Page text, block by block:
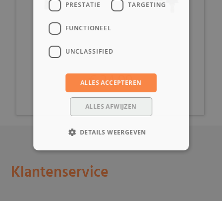
€ 24,99
Klantenservice
PRESTATIE TARGETING
FUNCTIONEEL
UNCLASSIFIED
ALLES ACCEPTEREN
ALLES AFWIJZEN
DETAILS WEERGEVEN